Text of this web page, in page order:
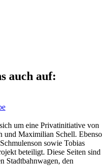
auch auf:
um eine Privatinitiative von
und Maximilian Schell. Ebenso
sowie Tobias
beteiligt. Diese Seiten sind
Stadtbahnwagen, den